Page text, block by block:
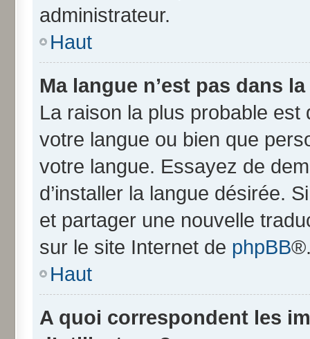
administrateur.
Haut
Ma langue n’est pas dans
La raison la plus probable est
votre langue ou bien que
votre langue. Essayez de
d’installer la langue désirée.
et partager une nouvelle
sur le site Internet de phpBB
Haut
A quoi correspondent les